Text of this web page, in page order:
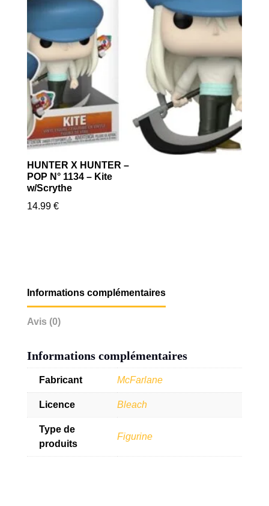
HUNTER X HUNTER –
POP N° 1134 – Kite
w/Scrythe
14.99 €
Informations complémentaires
Avis (0)
Informations complémentaires
Fabricant McFarlane
Licence Bleach
Type de
produits
Figurine